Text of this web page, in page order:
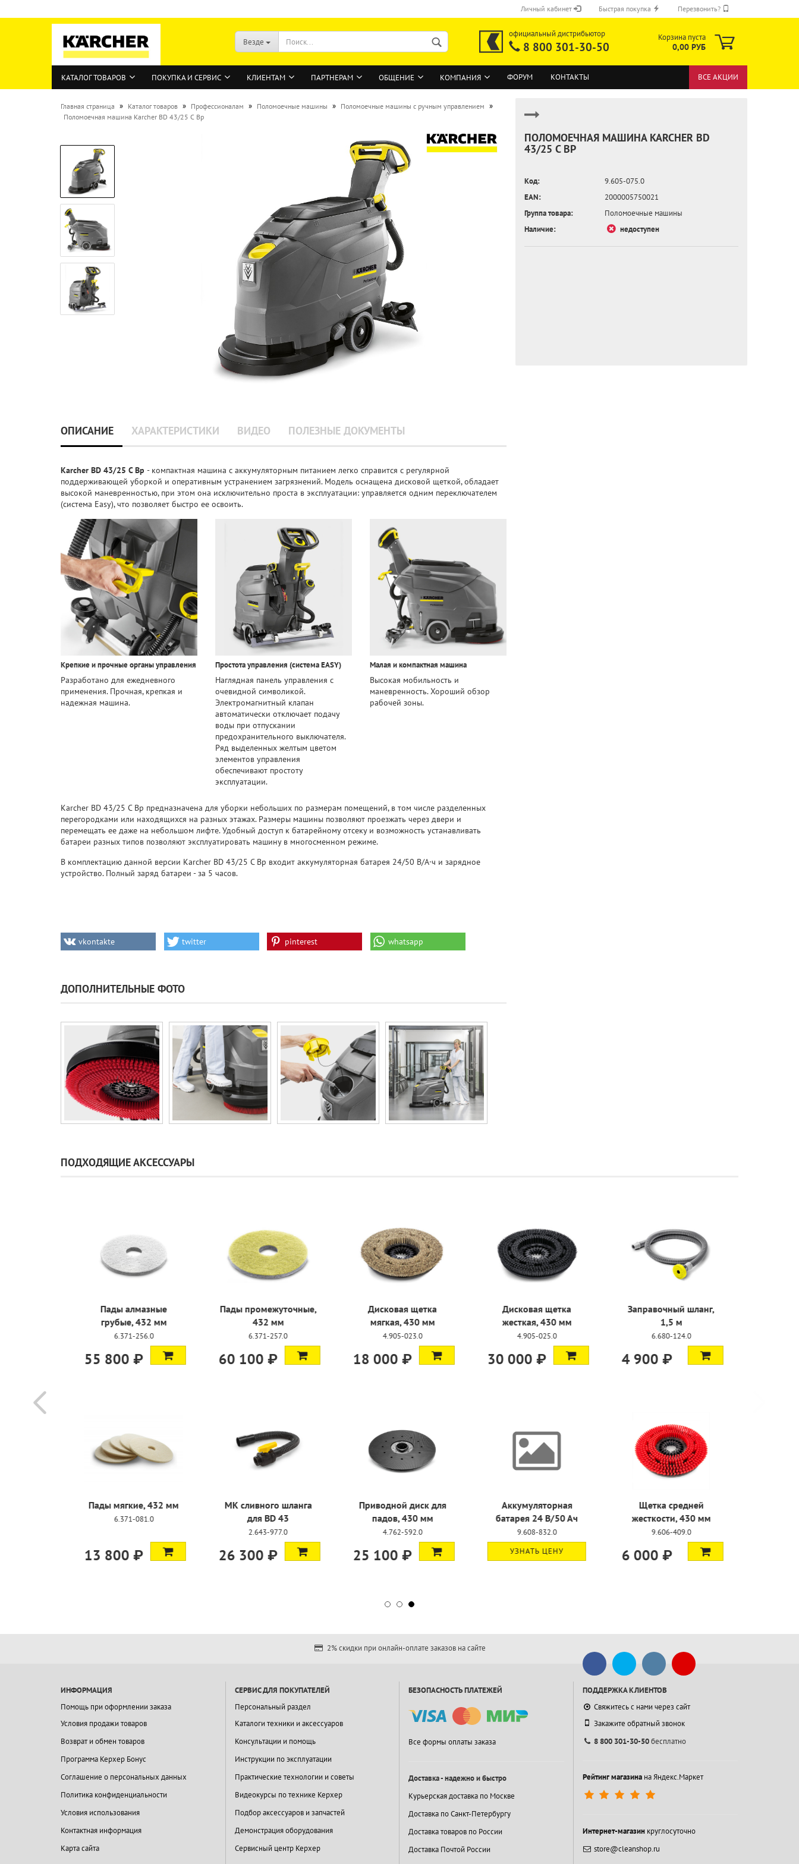
Личный кабинет
ВОЙТИ
Регистрация на сайте
Забыли пароль?
Быстрая покупка Перезвонить?
ОТПРАВИТЬ
Везде
официальный дистрибьютор
8 800 301-30-50
Корзина пуста
0,00 РУБ
КАТАЛОГ ТОВАРОВ ПОКУПКА И СЕРВИС КЛИЕНТАМ ПАРТНЕРАМ ОБЩЕНИЕ КОМПАНИЯ ФОРУМ КОНТАКТЫ ВСЕ АКЦИИ
Главная страница » Каталог товаров » Профессионалам » Поломоечные машины » Поломоечные машины с ручным управлением »
Поломоечная машина Karcher BD 43/25 C Bp
ПОЛОМОЕЧНАЯ МАШИНА KARCHER BD
43/25 C BP
Код:
9.605-075.0
EAN:
2000005750021
Группа товара:
Поломоечные машины
Наличие:
недоступен
ОПИСАНИЕ ХАРАКТЕРИСТИКИ ВИДЕО ПОЛЕЗНЫЕ ДОКУМЕНТЫ
Karcher BD 43/25 C Bp - компактная машина с аккумуляторным питанием легко справится с регулярной
поддерживающей уборкой и оперативным устранением загрязнений. Модель оснащена дисковой щеткой, обладает
высокой маневренностью, при этом она исключительно проста в эксплуатации: управляется одним переключателем
(система Easy), что позволяет быстро ее освоить.
Крепкие и прочные органы управления
Разработано для ежедневного
применения. Прочная, крепкая и
надежная машина.
Простота управления (система EASY)
Наглядная панель управления с
очевидной символикой.
Электромагнитный клапан
автоматически отключает подачу
воды при отпускании
предохранительного выключателя.
Ряд выделенных желтым цветом
элементов управления
обеспечивают простоту
эксплуатации.
Малая и компактная машина
Высокая мобильность и
маневренность. Хороший обзор
рабочей зоны.
Karcher BD 43/25 C Bp предназначена для уборки небольших по размерам помещений, в том числе разделенных
перегородками или находящихся на разных этажах. Размеры машины позволяют проезжать через двери и
перемещать ее даже на небольшом лифте. Удобный доступ к батарейному отсеку и возможность устанавливать
батареи разных типов позволяют эксплуатировать машину в многосменном режиме.
В комплектацию данной версии Karcher BD 43/25 C Bp входит аккумуляторная батарея 24/50 В/А·ч и зарядное
устройство. Полный заряд батареи - за 5 часов.
vkontakte twitter pinterest whatsapp
ДОПОЛНИТЕЛЬНЫЕ ФОТО
ПОДХОДЯЩИЕ АКСЕССУАРЫ
Пады алмазные
грубые, 432 мм
6.371-256.0
55 800 ₽
Пады промежуточные,
432 мм
6.371-257.0
60 100 ₽
Дисковая щетка
мягкая, 430 мм
4.905-023.0
18 000 ₽
Дисковая щетка
жесткая, 430 мм
4.905-025.0
30 000 ₽
Заправочный шланг,
1,5 м
6.680-124.0
4 900 ₽
Пады мягкие, 432 мм
6.371-081.0
13 800 ₽
МК сливного шланга
для BD 43
2.643-977.0
26 300 ₽
Приводной диск для
падов, 430 мм
4.762-592.0
25 100 ₽
Аккумуляторная
батарея 24 В/50 Ач
9.608-832.0
УЗНАТЬ ЦЕНУ
Щетка средней
жесткости, 430 мм
9.606-409.0
6 000 ₽
2% скидки при онлайн-оплате заказов на сайте
ИНФОРМАЦИЯ
Помощь при оформлении заказа
Условия продажи товаров
Возврат и обмен товаров
Программа Керхер Бонус
Соглашение о персональных данных
Политика конфиденциальности
Условия использования
Контактная информация
Карта сайта
СЕРВИС ДЛЯ ПОКУПАТЕЛЕЙ
Персональный раздел
Каталоги техники и аксессуаров
Консультации и помощь
Инструкции по эксплуатации
Практические технологии и советы
Видеокурсы по технике Керхер
Подбор аксессуаров и запчастей
Демонстрация оборудования
Сервисный центр Керхер
БЕЗОПАСНОСТЬ ПЛАТЕЖЕЙ
Все формы оплаты заказа
Доставка - надежно и быстро
Курьерская доставка по Москве
Доставка по Санкт-Петербургу
Доставка товаров по России
Доставка Почтой России
ПОДДЕРЖКА КЛИЕНТОВ
Свяжитесь с нами через сайт
Закажите обратный звонок
8 800 301-30-50бесплатно
Рейтинг магазинана Яндекс.Маркет
Интернет-магазинкруглосуточно
store@cleanshop.ru